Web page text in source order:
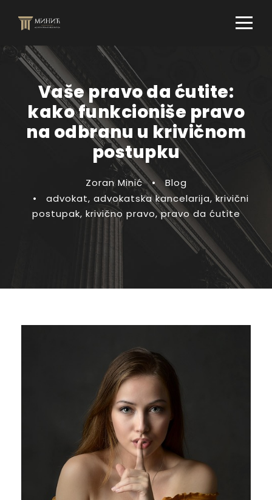
Vaše pravo da ćutite:
kako funkcioniše pravo
na odbranu u krivičnom
postupku
Zoran Minić •
Blog
•
advokat, advokatska kancelarija, krivični
postupak, krivično pravo, pravo da ćutite